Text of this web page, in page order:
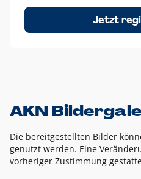
Um das Logo herum muss ein
Höhe bzw. Breite des N aus
Jetzt
AKN
Die bereitgestellten Bilder
genutzt werden. Eine
vorheriger Zustimmung